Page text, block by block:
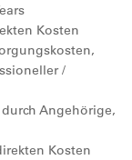
Kosten
/
Angehörige,
Kosten